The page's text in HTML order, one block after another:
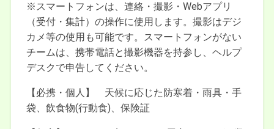
※スマートフォンは、連絡・撮影・Webアプリ
（受付・集計）の操作に使用します。撮影はデジ
カメ等の使用も可能です。スマートフォンがない
チームは、携帯電話と撮影機器を持参し、ヘルプ
デスクで申告してください。
【必携・個人】 天候に応じた防寒着・雨具・手
袋、飲食物(行動食)、保険証